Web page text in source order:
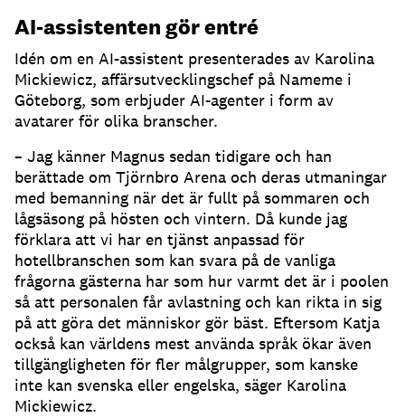
AI-assistenten gör entré
Idén om en AI-assistent presenterades av Karolina
Mickiewicz, affärsutvecklingschef på Nameme i
Göteborg, som erbjuder AI-agenter i form av
avatarer för olika branscher.
– Jag känner Magnus sedan tidigare och han
berättade om Tjörnbro Arena och deras utmaningar
med bemanning när det är fullt på sommaren och
lågsäsong på hösten och vintern. Då kunde jag
förklara att vi har en tjänst anpassad för
hotellbranschen som kan svara på de vanliga
frågorna gästerna har som hur varmt det är i poolen
så att personalen får avlastning och kan rikta in sig
på att göra det människor gör bäst. Eftersom Katja
också kan världens mest använda språk ökar även
tillgängligheten för fler målgrupper, som kanske
inte kan svenska eller engelska, säger Karolina
Mickiewicz.